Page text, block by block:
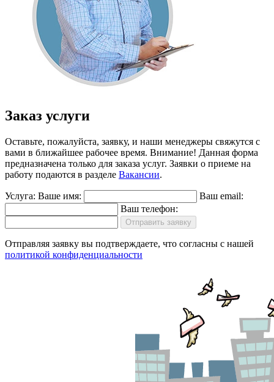
Заказ услуги
Оставьте, пожалуйста, заявку, и наши менеджеры свяжутся с
вами в ближайшее рабочее время. Внимание! Данная форма
предназначена только для заказа услуг. Заявки о приеме на
работу подаются в разделе Вакансии.
Услуга: Ваше имя:
Ваш email:
Ваш телефон:
Отправить заявку
Отправляя заявку вы подтверждаете, что согласны с нашей
политикой конфиденциальности